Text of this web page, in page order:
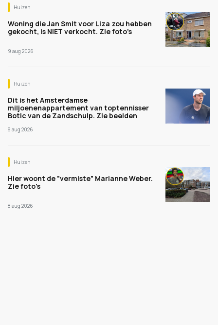
Huizen
Woning die Jan Smit voor Liza zou hebben
gekocht, is NIET verkocht. Zie foto's
9 aug 2026
Huizen
Dit is het Amsterdamse
miljoenenappartement van toptennisser
Botic van de Zandschulp. Zie beelden
8 aug 2026
Huizen
Hier woont de "vermiste" Marianne Weber.
Zie foto's
8 aug 2026